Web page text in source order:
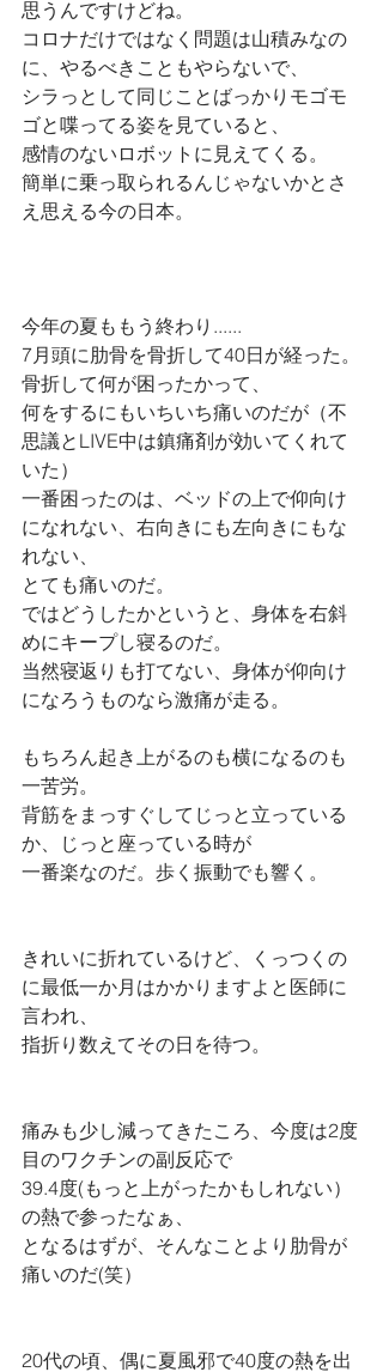
思うんですけどね。
コロナだけではなく問題は山積みなの
に、やるべきこともやらないで、
シラっとして同じことばっかりモゴモ
ゴと喋ってる姿を見ていると、
感情のないロボットに見えてくる。
簡単に乗っ取られるんじゃないかとさ
え思える今の日本。
今年の夏ももう終わり......
7月頭に肋骨を骨折して40日が経った。
骨折して何が困ったかって、
何をするにもいちいち痛いのだが（不
思議とLIVE中は鎮痛剤が効いてくれて
いた）
一番困ったのは、ベッドの上で仰向け
になれない、右向きにも左向きにもな
れない、
とても痛いのだ。
ではどうしたかというと、身体を右斜
めにキープし寝るのだ。
当然寝返りも打てない、身体が仰向け
になろうものなら激痛が走る。
もちろん起き上がるのも横になるのも
一苦労。
背筋をまっすぐしてじっと立っている
か、じっと座っている時が
一番楽なのだ。歩く振動でも響く。
きれいに折れているけど、くっつくの
に最低一か月はかかりますよと医師に
言われ、
指折り数えてその日を待つ。
痛みも少し減ってきたころ、今度は2度
目のワクチンの副反応で
39.4度(もっと上がったかもしれない）
の熱で参ったなぁ、
となるはずが、そんなことより肋骨が
痛いのだ(笑）
20代の頃、偶に夏風邪で40度の熱を出